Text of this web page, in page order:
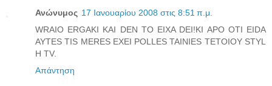
Ανώνυμος 17 Ιανουαρίου 2008 στις 8:51 π.μ.
WRAIO ERGAKI KAI DEN TO EIXA DEI!KI APO OTI EIDA
AYTES TIS MERES EXEI POLLES TAINIES TETOIOY STYL
H TV.
Απάντηση